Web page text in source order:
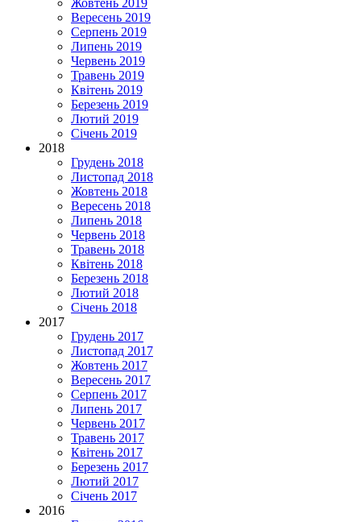
Жовтень 2019
Вересень 2019
Серпень 2019
Липень 2019
Червень 2019
Травень 2019
Квітень 2019
Березень 2019
Лютий 2019
Січень 2019
2018
Грудень 2018
Листопад 2018
Жовтень 2018
Вересень 2018
Липень 2018
Червень 2018
Травень 2018
Квітень 2018
Березень 2018
Лютий 2018
Січень 2018
2017
Грудень 2017
Листопад 2017
Жовтень 2017
Вересень 2017
Серпень 2017
Липень 2017
Червень 2017
Травень 2017
Квітень 2017
Березень 2017
Лютий 2017
Січень 2017
2016